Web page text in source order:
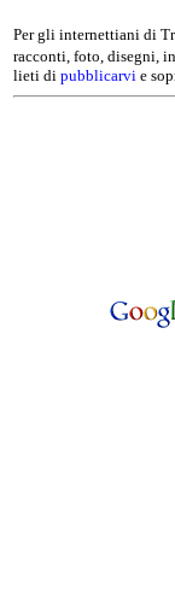
Per gli internettiani di
racconti, foto, disegni,
lieti di pubblicarvi e